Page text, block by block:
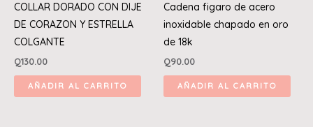
COLLAR DORADO CON DIJE
DE CORAZON Y ESTRELLA
COLGANTE
Q130.00
AÑADIR AL CARRITO
Cadena figaro de acero
inoxidable chapado en oro
de 18k
Q90.00
AÑADIR AL CARRITO